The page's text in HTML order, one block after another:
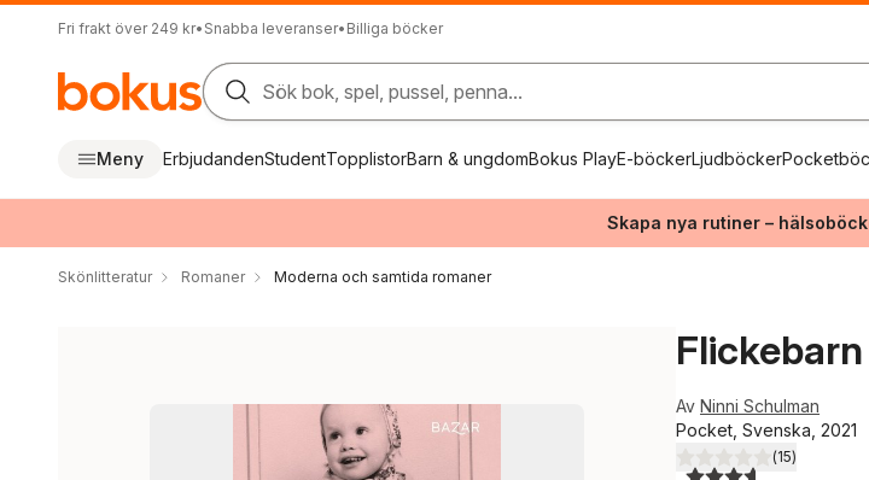
Fri frakt över 249 kr• Snabba leveranser• Billiga böcker
Sök bok, spel, pussel, penna...
Meny ErbjudandenStudentTopplistorBarn & ungdomBokus PlayE-böckerLjudböcker
Skapa nya rutiner –
Skönlitteratur Romaner Moderna och samtida romaner
Flickebarn
Av Ninni Schulman
Pocket, Svenska, 2021
3,6utav 5 stjärnor. Totalt
(15)